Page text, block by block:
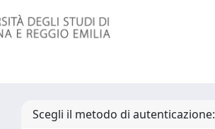
Scegli il metodo di autenticazione: